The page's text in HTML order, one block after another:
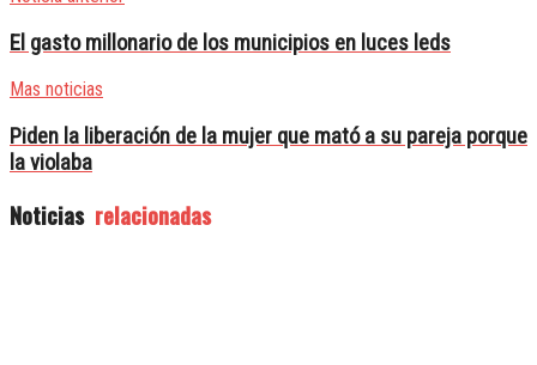
El gasto millonario de los municipios en luces leds
Mas noticias
Piden la liberación de la mujer que mató a su pareja porque
la violaba
Noticias relacionadas